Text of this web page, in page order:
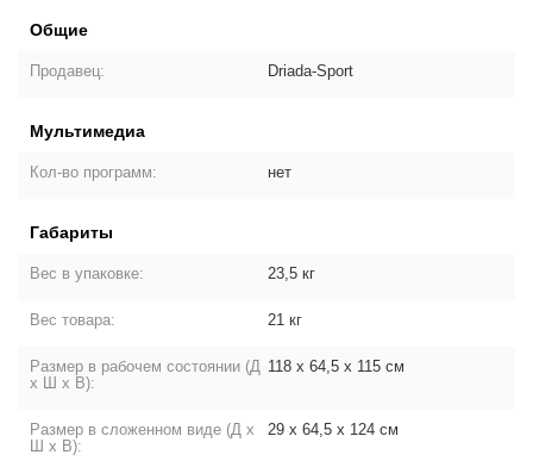
Общие
Продавец: Driada-Sport
Мультимедиа
Кол-во программ: нет
Габариты
Вес в упаковке: 23,5 кг
Вес товара: 21 кг
Размер в рабочем состоянии (Д
х Ш х В):
118 х 64,5 х 115 см
Размер в сложенном виде (Д х
Ш х В):
29 х 64,5 х 124 см